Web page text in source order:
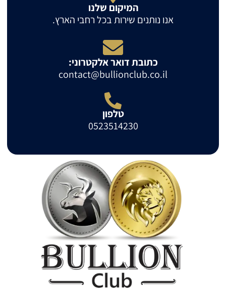
המיקום שלנו
אנו נותנים שירות בכל רחבי הארץ.
כתובת דואר אלקטרוני:
contact@bullionclub.co.il
טלפון
0523514230